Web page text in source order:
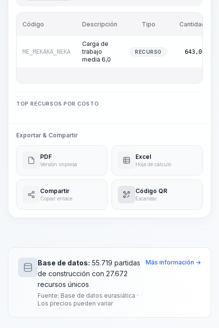
Código Descripción Tipo Cantidad
ME_MEKAKA_NEKA
Carga de
trabajo
media 6,0
RECURSO 643,00
TOP RECURSOS POR COSTO
Exportar & Compartir
PDF
Versión impresa
Excel
Hoja de cálculo
Compartir
Copiar enlace
Código QR
Escanear
Base de datos: 55.719 partidas
de construcción con 27.672
recursos únicos
Fuente: Base de datos eurasiática ·
Los precios pueden variar
Más información →